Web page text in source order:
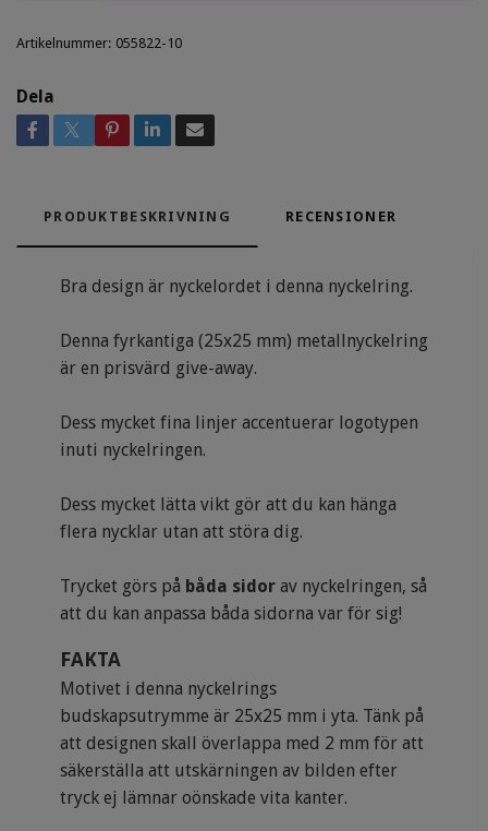
Artikelnummer: 055822-10
Dela
PRODUKTBESKRIVNING RECENSIONER
Bra design är nyckelordet i denna nyckelring.
Denna fyrkantiga (25x25 mm) metallnyckelring
är en prisvärd give-away.
Dess mycket fina linjer accentuerar logotypen
inuti nyckelringen.
Dess mycket lätta vikt gör att du kan hänga
flera nycklar utan att störa dig.
Trycket görs på båda sidor av nyckelringen, så
att du kan anpassa båda sidorna var för sig!
FAKTA
Motivet i denna nyckelrings
budskapsutrymme är 25x25 mm i yta. Tänk på
att designen skall överlappa med 2 mm för att
säkerställa att utskärningen av bilden efter
tryck ej lämnar oönskade vita kanter.